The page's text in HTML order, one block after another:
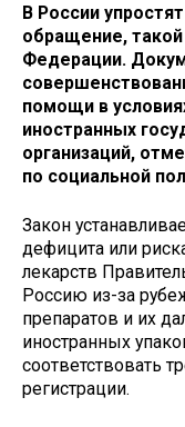
В России
обращение,
Федерации.
помощи в
иностранных
организаций,
по социальной
Закон
дефицита или
лекарств
Россию из-за
препаратов и их
иностранных
соответствовать
регистрации.